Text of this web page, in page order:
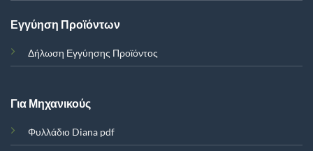
Εγγύηση Προϊόντων
Δήλωση Εγγύησης Προϊόντος
Για Μηχανικούς
Φυλλάδιο Diana pdf